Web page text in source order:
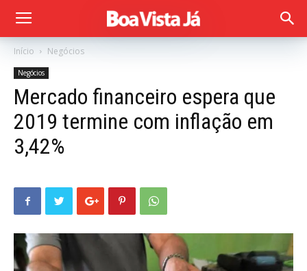
Início Negócios
Negócios
Mercado financeiro espera que
2019 termine com inflação em
3,42%